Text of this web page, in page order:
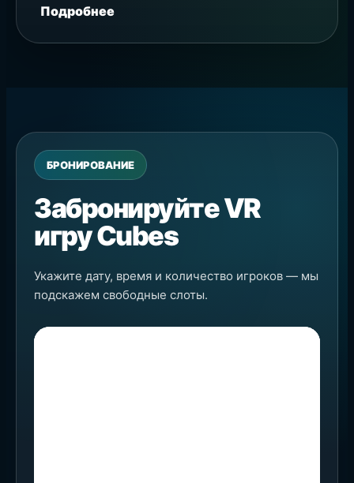
Подробнее
БРОНИРОВАНИЕ
Забронируйте VR
игру Cubes
Укажите дату, время и количество игроков — мы
подскажем свободные слоты.